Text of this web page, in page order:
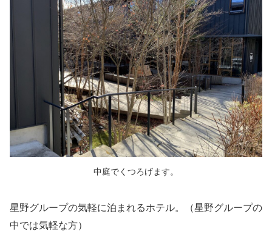
中庭でくつろげます。
星野グループの気軽に泊まれるホテル。（星野グループの
中では気軽な方）